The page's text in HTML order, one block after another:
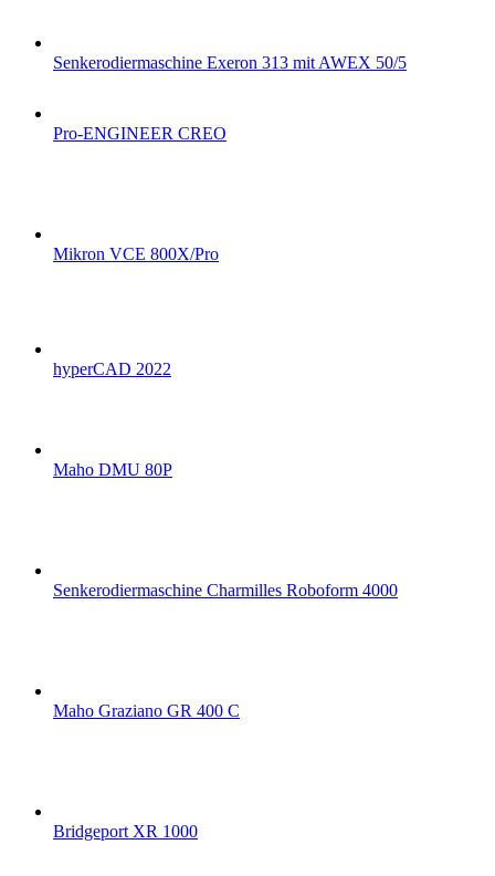
Senkerodiermaschine Exeron 313 mit AWEX 50/5
Pro-ENGINEER CREO
Mikron VCE 800X/Pro
hyperCAD 2022
Maho DMU 80P
Senkerodiermaschine Charmilles Roboform 4000
Maho Graziano GR 400 C
Bridgeport XR 1000